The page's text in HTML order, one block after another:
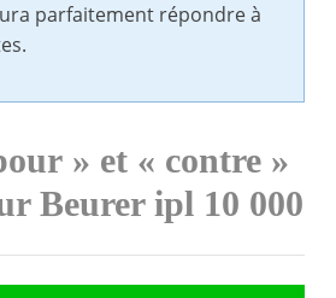
parfaitement répondre à
» et « contre »
Beurer ipl 10 000